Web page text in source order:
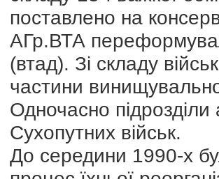
поставлено на
АГр.ВТА
(втад). Зі складу
частини
Одночасно підрозділи
Сухопутних військ.
До середини 1990-х